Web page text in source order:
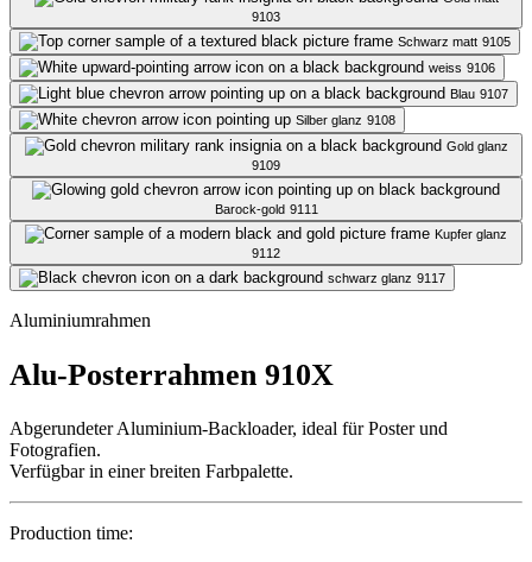
9103
Schwarz matt 9105
weiss 9106
Blau 9107
Silber glanz 9108
Gold glanz
9109
Barock-gold 9111
Kupfer glanz
9112
schwarz glanz 9117
Aluminiumrahmen
Alu-Posterrahmen 910X
Abgerundeter Aluminium-Backloader, ideal für Poster und
Fotografien.
Verfügbar in einer breiten Farbpalette.
Production time: